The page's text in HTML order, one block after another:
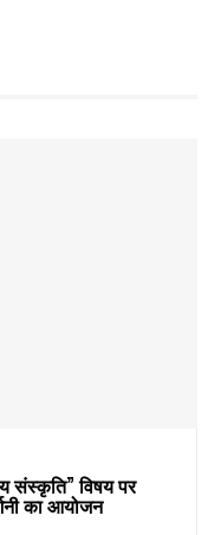
संस्कृति” विषय पर
का आयोजन